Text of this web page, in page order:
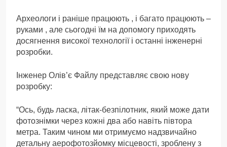
Археологи і раніше працюють , і багато працюють –
руками , але сьогодні їм на допомогу приходять
досягнення високої технології і останні інженерні
розробки.
Інженер Олів’є Файлу представляє свою нову
розробку:
“Ось, будь ласка, літак-безпілотник, який може дати
фотознімки через кожні два або навіть півтора
метра. Таким чином ми отримуємо надзвичайно
детальну аерофотозйомку місцевості, зроблену з